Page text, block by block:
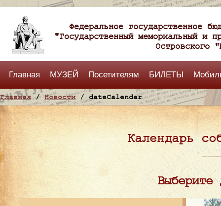
Федеральное государственное
"Государственный мемориальный и
Островского
Главная МУЗЕЙ Посетителям БИЛЕТЫ
Главная/Новости/ dateCalendar
Календарь
Выберите